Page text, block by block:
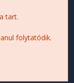
tart.
folytatódik.